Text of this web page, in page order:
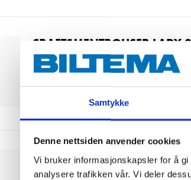
Samtykke
Denne nettsiden anvender cookies
Vi bruker informasjonskapsler for å
analysere trafikken vår. Vi deler
CRAFTSMENTROUSER LADY
21-642
Out of stock in all stores
CRAFTSMENTROUSER LADY
21-646